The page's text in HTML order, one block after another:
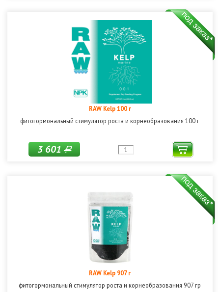
RAW Kelp 100 г
фитогормональный стимулятор роста и корнеобразования 100 г
3 601Р
RAW Kelp 907 г
фитогормональный стимулятор роста и корнеобразования 907 гр